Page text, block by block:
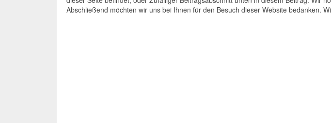
Abschließend möchten wir uns bei Ihnen für den Besuch dieser Website bedanken.